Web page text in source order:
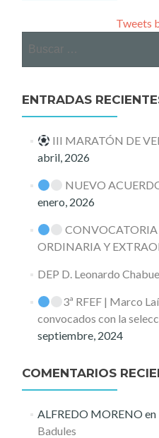
Tweets
ENTRADAS
III MARATÓN DE
abril, 2026
NUEVO
enero, 2026
CONVOCATORIA
ORDINARIA Y
DEP D. Leonardo
3ª RFEF | Marco
convocados con la
septiembre, 2024
COMENTARIOS
ALFREDO MORENOen
Badules